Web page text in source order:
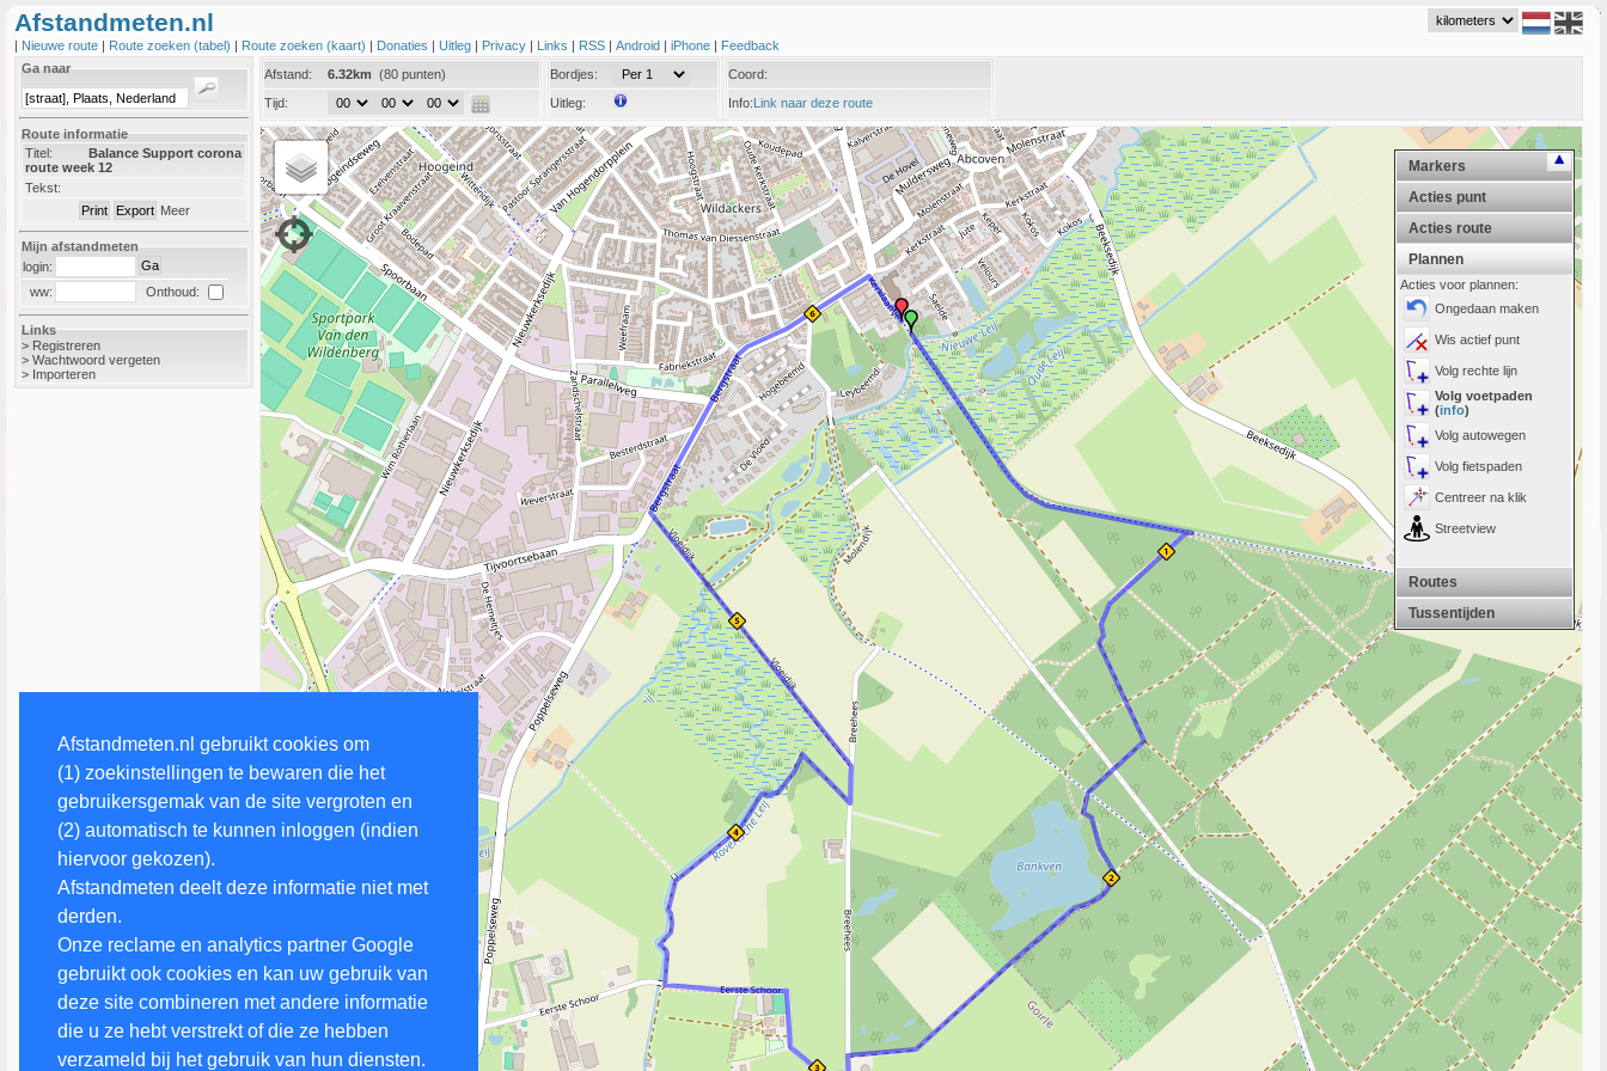
Afstandmeten.nl gebruikt cookies om
(1) zoekinstellingen te bewaren die het
gebruikersgemak van de site vergroten en
(2) automatisch te kunnen inloggen (indien
hiervoor gekozen).
Afstandmeten deelt deze informatie niet met
derden.
Onze reclame en analytics partner Google
gebruikt ook cookies en kan uw gebruik van
deze site combineren met andere informatie
die u ze hebt verstrekt of die ze hebben
verzameld bij het gebruik van hun diensten.
Afstandmeten.nl
| Nieuwe route | Route zoeken (tabel) | Route zoeken (kaart) | Donaties | Uitleg | Privacy | Links | RSS | Android | iPhone | Feedback
Ga naar
Route informatie
Titel:
Balance Support corona
route week 12
Tekst:
Meer
Mijn afstandmeten
login:
ww:
Onthoud:
Links
> Registreren
> Wachtwoord vergeten
> Importeren
Afstand: 6.32km
(80 punten)
Tijd:
Bordjes:
Uitleg:
Coord:
Info:Link naar deze route
Markers
Acties punt
Acties route
Plannen
Acties voor plannen:
Ongedaan maken
Wis actief punt
Volg rechte lijn
Volg voetpaden
(info)
Volg autowegen
Volg fietspaden
Centreer na klik
Streetview
Routes
Tussentijden